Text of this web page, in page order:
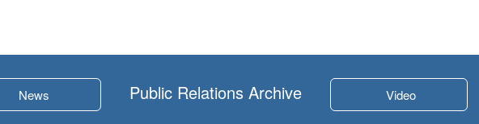
News Public Relations Archive Video